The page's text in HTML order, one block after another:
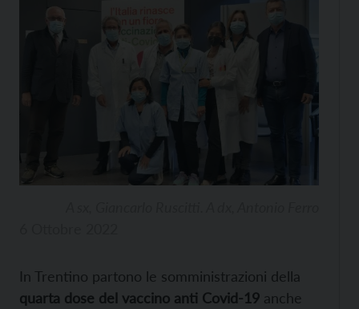
In Trentino partono le somministrazioni della
quarta dose del vaccino anti Covid-19 anche